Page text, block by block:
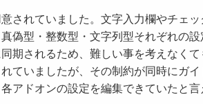
されていました。文字入力欄やチェッ
偽型・整数型・文字列型それぞれの設
期されるため、難しい事を考えなくて
ていましたが、その制約が同時にガイ
アドオンの設定を編集できていたと言